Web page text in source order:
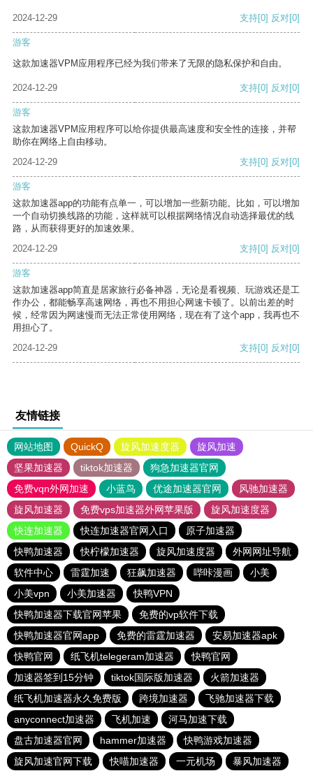
2024-12-29 支持[0] 反对[0]
游客
这款加速器VPM应用程序已经为我们带来了无限的隐私保护和自由。
2024-12-29 支持[0] 反对[0]
游客
这款加速器VPM应用程序可以给你提供最高速度和安全性的连接，并帮
助你在网络上自由移动。
2024-12-29
支持[0] 反对[0]
游客
这款加速器app的功能有点单一，可以增加一些新功能。比如，可以增加
一个自动切换线路的功能，这样就可以根据网络情况自动选择最优的线
路，从而获得更好的加速效果。
2024-12-29
支持[0] 反对[0]
游客
这款加速器app简直是居家旅行必备神器，无论是看视频、玩游戏还是工
作办公，都能畅享高速网络，再也不用担心网速卡顿了。以前出差的时
候，经常因为网速慢而无法正常使用网络，现在有了这个app，我再也不
用担心了。
2024-12-29
支持[0] 反对[0]
友情链接
网站地图 QuickQ 旋风加速度器
旋风加速
坚果加速器
tiktok加速器
狗急加速器官网
免费vqn外网加速
小蓝鸟 优途加速器官网
风驰加速器
旋风加速器
免费vps加速器外网苹果版
旋风加速度器
快连加速器
快连加速器官网入口
原子加速器
快鸭加速器
快柠檬加速器 旋风加速度器
外网网址导航
软件中心
雷霆加速 狂飙加速器 哔咔漫画
小美
小美vpn
小美加速器
快鸭VPN
快鸭加速器下载官网苹果
免费的vp软件下载
快鸭加速器官网app
免费的雷霆加速器
安易加速器apk
快鸭官网
纸飞机telegeram加速器
快鸭官网
加速器签到15分钟
tiktok国际版加速器
火箭加速器
纸飞机加速器永久免费版
跨境加速器
飞驰加速器下载
anyconnect加速器
飞机加速
河马加速下载
盘古加速器官网
hammer加速器
快鸭游戏加速器
旋风加速官网下载
快喵加速器 一元机场 暴风加速器